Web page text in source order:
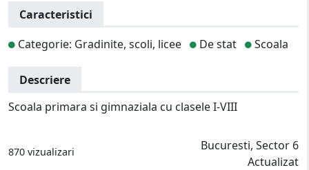
Caracteristici
Categorie: Gradinite, scoli, licee
De stat Scoala
Descriere
Scoala primara si gimnaziala cu clasele I-VIII
870 vizualizari
Bucuresti, Sector 6
Actualizat